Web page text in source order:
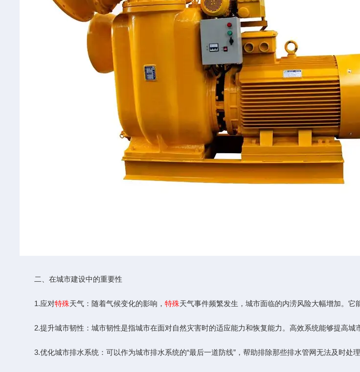
二、在城市建设中的重要性
1.应对特殊天气：随着气候变化的影响，特殊天气事件频繁发生，城市面临的内涝风险大幅增加。它
2.提升城市韧性：城市韧性是指城市在面对自然灾害时的适应能力和恢复能力。高效系统能够提高城
3.优化城市排水系统：可以作为城市排水系统的“最后一道防线”，帮助排除那些排水管网无法及时处